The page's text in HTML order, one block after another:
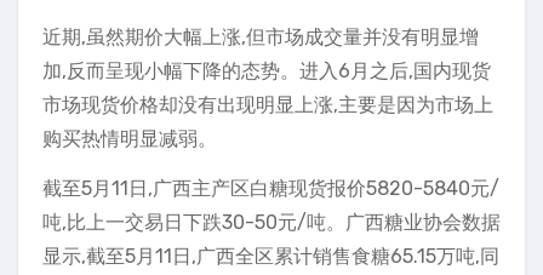
近期,虽然期价大幅上涨,但市场成交量并没有明显增
加,反而呈现小幅下降的态势。进入6月之后,国内现货
市场现货价格却没有出现明显上涨,主要是因为市场上
购买热情明显减弱。
截至5月11日,广西主产区白糖现货报价5820-5840元/
吨,比上一交易日下跌30-50元/吨。广西糖业协会数据
显示,截至5月11日,广西全区累计销售食糖65.15万吨,同